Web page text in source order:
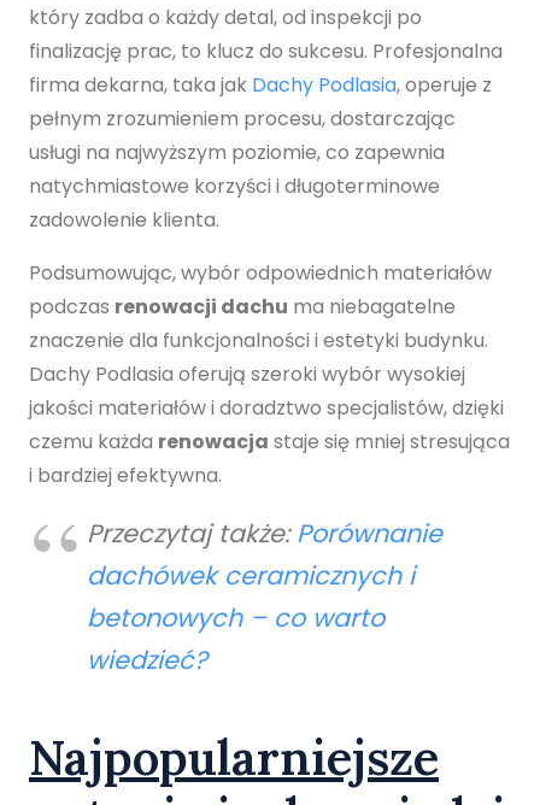
który zadba o każdy detal, od inspekcji po
finalizację prac, to klucz do sukcesu. Profesjonalna
firma dekarna, taka jak Dachy Podlasia, operuje z
pełnym zrozumieniem procesu, dostarczając
usługi na najwyższym poziomie, co zapewnia
natychmiastowe korzyści i długoterminowe
zadowolenie klienta.
Podsumowując, wybór odpowiednich materiałów
podczas renowacji dachu ma niebagatelne
znaczenie dla funkcjonalności i estetyki budynku.
Dachy Podlasia oferują szeroki wybór wysokiej
jakości materiałów i doradztwo specjalistów, dzięki
czemu każda renowacja staje się mniej stresująca
i bardziej efektywna.
Przeczytaj także:Porównanie
dachówek ceramicznych i
betonowych – co warto
wiedzieć?
Najpopularniejsze